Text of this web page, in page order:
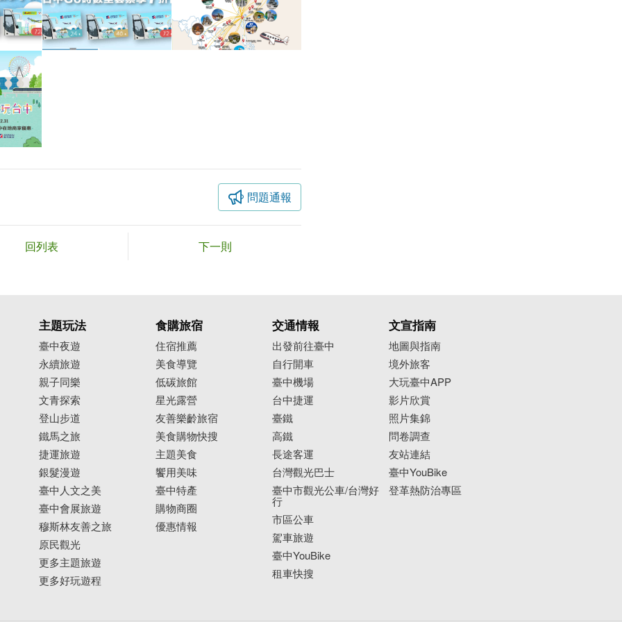
問題通報
回列表 下一則
主題玩法
臺中夜遊
永續旅遊
親子同樂
文青探索
登山步道
鐵馬之旅
捷運旅遊
銀髮漫遊
臺中人文之美
臺中會展旅遊
穆斯林友善之旅
原民觀光
更多主題旅遊
更多好玩遊程
食購旅宿
住宿推薦
美食導覽
低碳旅館
星光露營
友善樂齡旅宿
美食購物快搜
主題美食
饗用美味
臺中特產
購物商圈
優惠情報
交通情報
出發前往臺中
自行開車
臺中機場
台中捷運
臺鐵
高鐵
長途客運
台灣觀光巴士
臺中市觀光公車/台灣好
行
市區公車
駕車旅遊
臺中YouBike
租車快搜
文宣指南
地圖與指南
境外旅客
大玩臺中APP
影片欣賞
照片集錦
問卷調查
友站連結
臺中YouBike
登革熱防治專區